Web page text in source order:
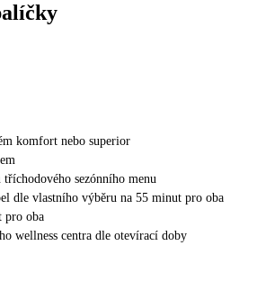
komfort nebo superior
sezónního menu
dle vlastního výběru na 55 minut pro oba
pro oba
wellness centra dle otevírací doby